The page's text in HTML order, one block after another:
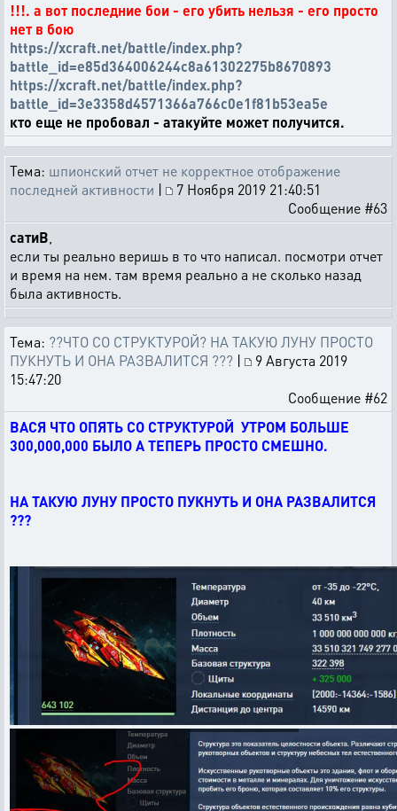
!!!. а вот последние бои - его убить нельзя - его просто
нет в бою
https://xcraft.net/battle/index.php?
battle_id=e85d364006244c8a61302275b8670893
https://xcraft.net/battle/index.php?
battle_id=3e3358d4571366a766c0e1f81b53ea5e
кто еще не пробовал - атакуйте может получится.
Тема: шпионский отчет не корректное отображение
последней активности |
7 Ноября 2019 21:40:51
Сообщение #63
сатиВ
если ты реально веришь в то что написал. посмотри отчет
и время на нем. там время реально а не сколько назад
была активность.
Тема: ??ЧТО СО СТРУКТУРОЙ? НА ТАКУЮ ЛУНУ ПРОСТО
ПУКНУТЬ И ОНА РАЗВАЛИТСЯ ??? |
9 Августа 2019
15:47:20
Сообщение #62
ВАСЯ ЧТО ОПЯТЬ СО СТРУКТУРОЙ УТРОМ БОЛЬШЕ
300,000,000 БЫЛО А ТЕПЕРЬ ПРОСТО СМЕШНО.
НА ТАКУЮ ЛУНУ ПРОСТО ПУКНУТЬ И ОНА РАЗВАЛИТСЯ
???